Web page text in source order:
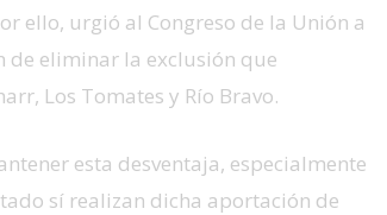
ello, urgió al Congreso de la Unión a
de eliminar la exclusión que
Los Tomates y Río Bravo.
esta desventaja, especialmente
sí realizan dicha aportación de